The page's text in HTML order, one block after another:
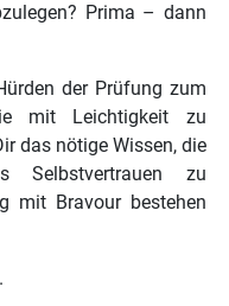
Prima – dann
der Prüfung zum
mit Leichtigkeit zu
das nötige Wissen, die
Selbstvertrauen zu
mit Bravour bestehen